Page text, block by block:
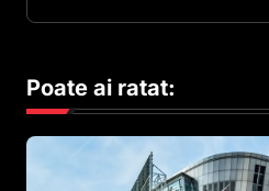
Poate ai ratat: